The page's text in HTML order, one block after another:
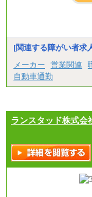
＜募
月給
※試用
ます
[関連する障がい者求
メーカー
営業関連
自動車通勤
ランスタッド株式会